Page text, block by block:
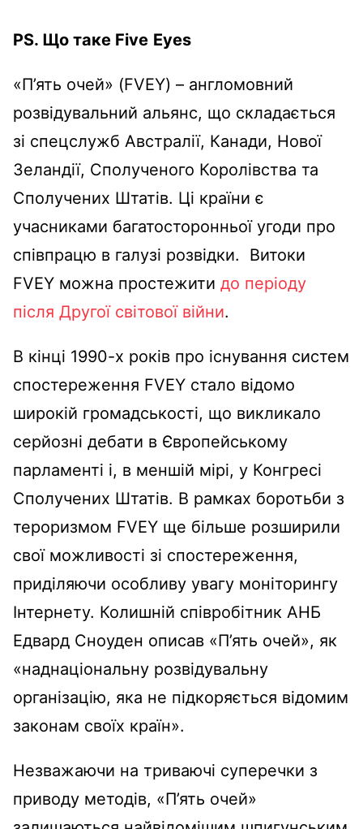
PS. Що таке Five Eyes
«П’ять очей» (FVEY) – англомовний
розвідувальний альянс, що складається
зі спецслужб Австралії, Канади, Нової
Зеландії, Сполученого Королівства та
Сполучених Штатів. Ці країни є
учасниками багатосторонньої угоди про
співпрацю в галузі розвідки. Витоки
FVEY можна простежити до періоду
після Другої світової війни.
В кінці 1990-х років про існування систем
спостереження FVEY стало відомо
широкій громадськості, що викликало
серйозні дебати в Європейському
парламенті і, в меншій мірі, у Конгресі
Сполучених Штатів. В рамках боротьби з
тероризмом FVEY ще більше розширили
свої можливості зі спостереження,
приділяючи особливу увагу моніторингу
Інтернету. Колишній співробітник АНБ
Едвард Сноуден описав «П’ять очей», як
«наднаціональну розвідувальну
організацію, яка не підкоряється відомим
законам своїх країн».
Незважаючи на триваючі суперечки з
приводу методів, «П’ять очей»